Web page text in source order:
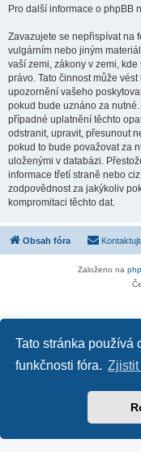
Tato stránka používá
funkčnosti fóra.
Pro další informace o phpBB
Zavazujete se nepřispívat na
vulgárním nebo jiným
vaší zemi, zákony v zemi,
právo. Tato činnost může
upozornění vašeho
pokud bude uznáno za
případné uplatnění těchto
odstranit, upravit, přesunout
pokud to bude považovat za
uloženými v databázi.
informace třetí straně nebo
zodpovědnost za jakýkoliv
kompromitaci těchto dat.
Obsah fóra
Založeno na